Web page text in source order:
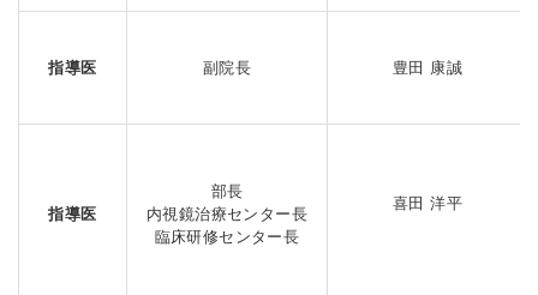
指導医 副院長 豊田 康誠
指導医
部長
内視鏡治療センター長
臨床研修センター長
喜田 洋平